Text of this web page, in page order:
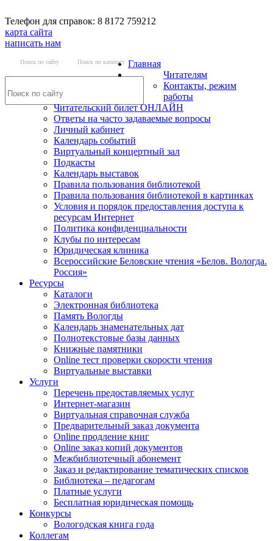
Телефон для справок: 8 8172 759212
карта сайта
написать нам
Поиск по сайту Поиск по каталогу Главная
Читателям
Контакты, режим
работы
Читательский билет ОНЛАЙН
Ответы на часто задаваемые вопросы
Личный кабинет
Календарь событий
Виртуальный концертный зал
Подкасты
Календарь выставок
Правила пользования библиотекой
Правила пользования библиотекой в картинках
Условия и порядок предоставления доступа к
ресурсам Интернет
Политика конфиденциальности
Клубы по интересам
Юридическая клиника
Всероссийские Беловские чтения «Белов. Вологда.
Россия»
Ресурсы
Каталоги
Электронная библиотека
Память Вологды
Календарь знаменательных дат
Полнотекстовые базы данных
Книжные памятники
Online тест проверки скорости чтения
Виртуальные выставки
Услуги
Перечень предоставляемых услуг
Интернет-магазин
Виртуальная справочная служба
Предварительный заказ документа
Online продление книг
Online заказ копий документов
Межбиблиотечный абонемент
Заказ и редактирование тематических списков
Библиотека – педагогам
Платные услуги
Бесплатная юридическая помощь
Конкурсы
Вологодская книга года
Коллегам